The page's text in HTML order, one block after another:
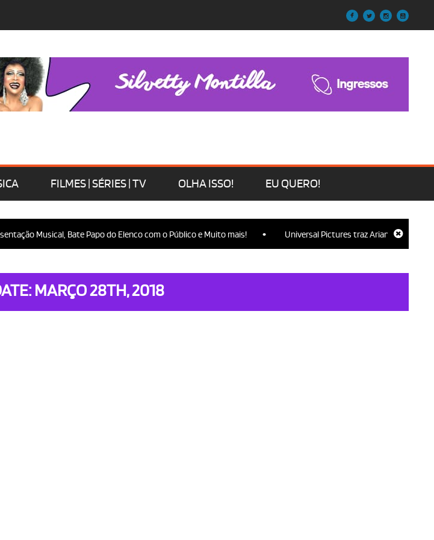
FILMES | SÉRIES | TV OLHA ISSO! EU QUERO!
Musical, Bate Papo do Elenco com o Público e Muito mais! Universal Pictures traz Ariana Grande,
MARÇO 28TH, 2018